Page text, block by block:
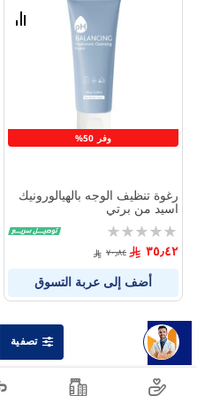
وفر 50%
قارن
رغوة تنظيف الوجه بالهيالورونيك
اسيد من برتي
Rating:
0%
٣٥٫٤٢ ٧٠٫٨٤
أضف إلى عربة التسوق
تصفية